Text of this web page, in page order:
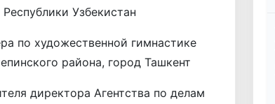
Узбекистан
по художественной гимнастике
района, город Ташкент
директора Агентства по делам